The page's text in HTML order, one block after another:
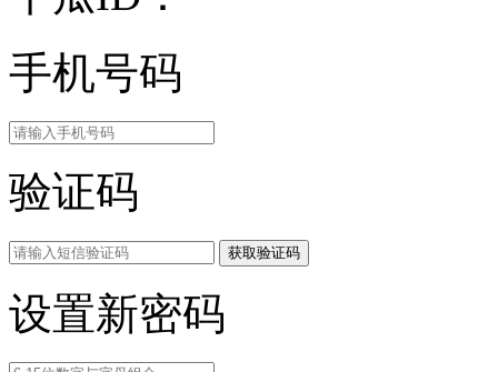
手机号码
验证码
获取验证码
设置新密码